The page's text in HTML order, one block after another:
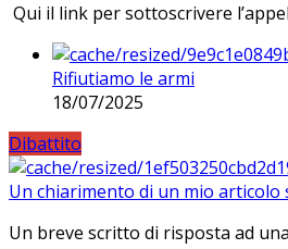
Qui il link per sottoscrivere
Rifiutiamo le armi
18/07/2025
Dibattito
Un chiarimento di un mio articolo
Un breve scritto di risposta ad